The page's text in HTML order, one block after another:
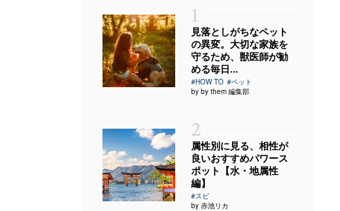
1
見落としがちなペット
の異変。大切な家族を
守るため、獣医師が勧
める毎日...
#HOW TO #ペット
by by them 編集部
2
属性別に見る、相性が
良いおすすめパワース
ポット【水・地属性
編】
#スピ
by 赤池リカ